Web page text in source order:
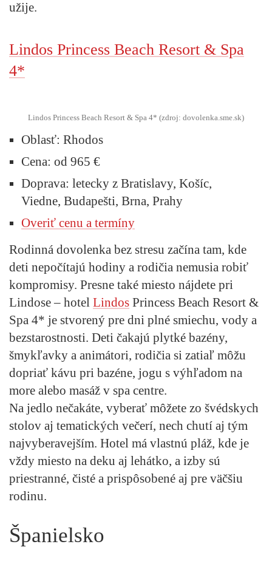
užije.
Lindos Princess Beach Resort & Spa
4*
Lindos Princess Beach Resort & Spa 4* (zdroj: dovolenka.sme.sk)
Oblasť: Rhodos
Cena: od 965 €
Doprava: letecky z Bratislavy, Košíc,
Viedne, Budapešti, Brna, Prahy
Overiť cenu a termíny
Rodinná dovolenka bez stresu začína tam, kde
deti nepočítajú hodiny a rodičia nemusia robiť
kompromisy. Presne také miesto nájdete pri
Lindose – hotel Lindos Princess Beach Resort &
Spa 4* je stvorený pre dni plné smiechu, vody a
bezstarostnosti. Deti čakajú plytké bazény,
šmykľavky a animátori, rodičia si zatiaľ môžu
dopriať kávu pri bazéne, jogu s výhľadom na
more alebo masáž v spa centre.
Na jedlo nečakáte, vyberať môžete zo švédskych
stolov aj tematických večerí, nech chutí aj tým
najvyberavejším. Hotel má vlastnú pláž, kde je
vždy miesto na deku aj lehátko, a izby sú
priestranné, čisté a prispôsobené aj pre väčšiu
rodinu.
Španielsko